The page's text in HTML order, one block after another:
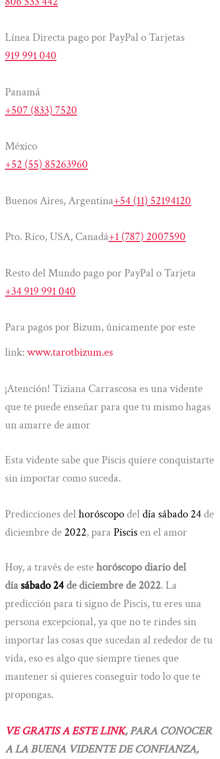
Línea Directa pago por PayPal o Tarjetas
919 991 040
Panamá
+507 (833) 7520
México
+52 (55) 85263960
Buenos Aires, Argentina+54 (11) 52194120
Pto. Rico, USA, Canadá+1 (787) 2007590
Resto del Mundo pago por PayPal o Tarjeta
+34 919 991 040
Para pagos por Bizum, únicamente por este
link: www.tarotbizum.es
¡Atención! Tiziana Carrascosa es una vidente
que te puede enseñar para que tu mismo hagas
un amarre de amor
Esta vidente sabe que Piscis quiere conquistarte
sin importar como suceda.
Predicciones del horóscopo del día sábado 24 de
diciembre de 2022, para Piscis en el amor
Hoy, a través de este horóscopo diario del
díasábado 24 de diciembre de 2022. La
predicción para ti signo de Piscis, tu eres una
persona excepcional, ya que no te rindes sin
importar las cosas que sucedan al rededor de tu
vida, eso es algo que siempre tienes que
mantener si quieres conseguir todo lo que te
propongas.
VE GRATIS A ESTE LINK, PARA CONOCER
A LA BUENA VIDENTE DE CONFIANZA,